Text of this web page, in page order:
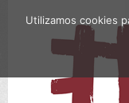
Utilizamos cookies